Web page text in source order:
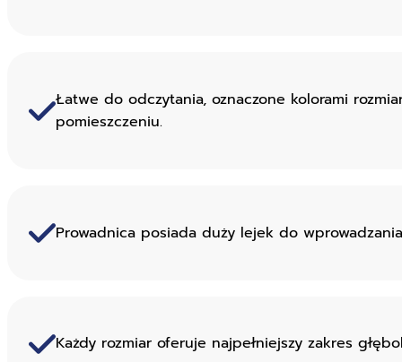
Łatwe do odczytania, oznaczone kolorami
pomieszczeniu.
Prowadnica posiada duży lejek do
Każdy rozmiar oferuje najpełniejszy zakres